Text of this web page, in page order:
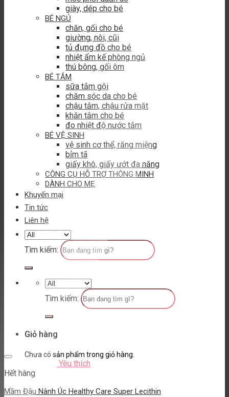
giày, dép cho bé
BÉ NGỦ
chăn, gối cho bé
giường, nôi, cũi
tủ đựng đồ cho bé
nhiệt ẩm kế phòng ngủ
thú bông, gối ôm
BÉ TẮM
sữa tắm gội
chăm sóc da cho bé
chậu tắm, chậu rửa mặt
khăn tắm cho bé
đo nhiệt độ nước tắm
BÉ VỆ SINH
vệ sinh cơ thể, răng miệng
bỉm tã
giấy khô, giấy ướt đa năng
CÔNG CỤ HỖ TRỢ THÔNG MINH
DÀNH CHO MẸ
Khuyến mại
Tin tức
Liên hệ
Tìm kiếm:
Tìm kiếm:
Giỏ hàng
Chưa có sản phẩm trong giỏ hàng.
Yêu thích
Hết hàng
Mầm Đậu Nành Úc Healthy Care Super Lecithin